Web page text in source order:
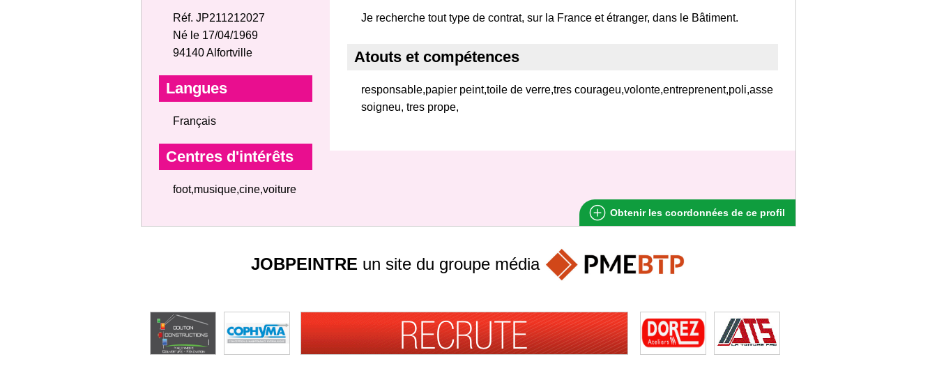
Réf. JP211212027
Né le 17/04/1969
94140 Alfortville
Langues
Français
Centres d'intérêts
foot,musique,cine,voiture
Je recherche tout type de contrat, sur la France et étranger, dans le Bâtiment.
Atouts et compétences
responsable,papier peint,toile de verre,tres courageu,volonte,entreprenent,poli,asse
soigneu, tres prope,
Obtenir les coordonnées de ce profil
JOBPEINTRE un site du groupe média